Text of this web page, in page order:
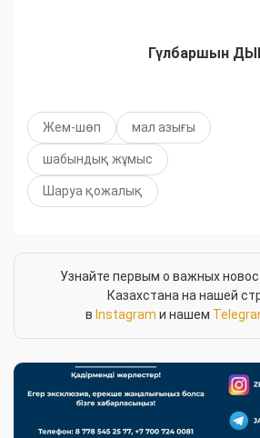
Гүлбаршын
Жем-шөп мал азығы
шабындық жұмыс
Шаруа қожалық
Узнайте первым о важных
Казахстана на нашей
в Instagram и нашем